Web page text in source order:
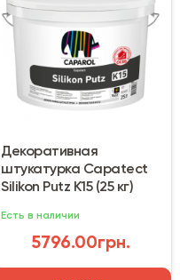
Декоративная
штукатурка Capatect
Silikon Putz K15 (25 кг)
Есть в наличии
5796.00грн.